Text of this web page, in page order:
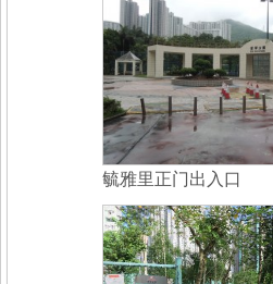
毓雅里正门出入口